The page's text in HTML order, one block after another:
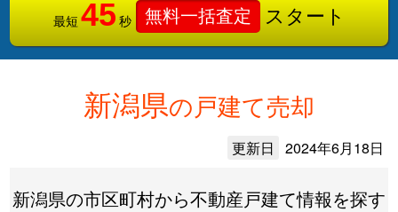
最短 45 秒 無料一括査定 スタート
新潟県の戸建て売却
更新日 2024年6月18日
新潟県の市区町村から不動産戸建て情報を探す